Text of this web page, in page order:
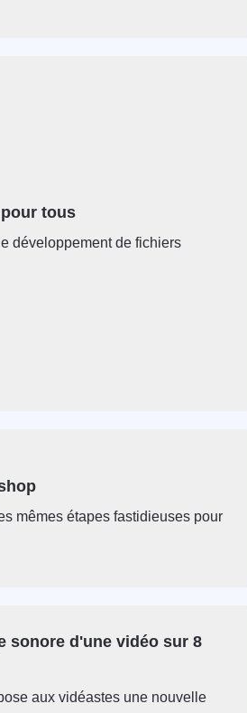
tous
développement de fichiers
mêmes étapes fastidieuses pour
sonore d'une vidéo sur 8
aux vidéastes une nouvelle